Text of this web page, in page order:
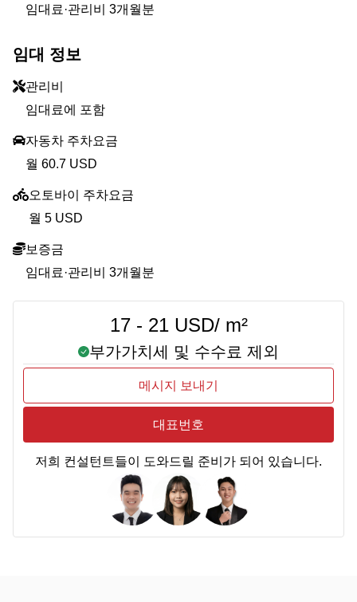
임대료·관리비 3개월분
임대 정보
관리비
임대료에 포함
자동차 주차요금
월 60.7 USD
오토바이 주차요금
월 5 USD
보증금
임대료·관리비 3개월분
17 - 21 USD/ m²
부가가치세 및 수수료 제외
메시지 보내기
대표번호
저희 컨설턴트들이 도와드릴 준비가 되어 있습니다.